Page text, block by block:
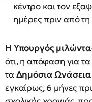
κέντρο και τον
ημέρες πριν από
Η Υπουργός
ότι, η απόφαση για
ταΔημόσια Ωνάσεια
εγκαίρως, 6 μήνες